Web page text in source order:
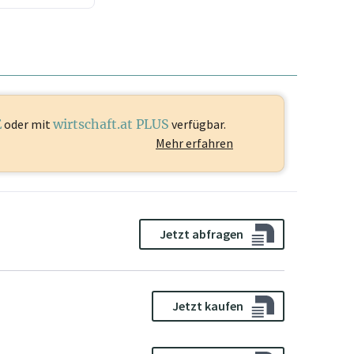
oder mit wirtschaft.at PLUS verfügbar.
Mehr erfahren
Jetzt abfragen
Jetzt kaufen